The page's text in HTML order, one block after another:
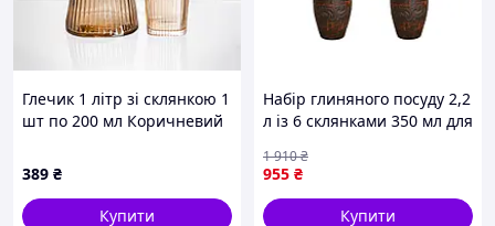
Глечик 1 літр зі склянкою 1
шт по 200 мл Коричневий
389 ₴
Купити
Набір глиняного посуду 2,2
л із 6 склянками 350 мл для
подавання напоїв
955 ₴
1 910₴
Купити